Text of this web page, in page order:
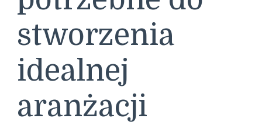
stworzenia
idealnej
aranżacji